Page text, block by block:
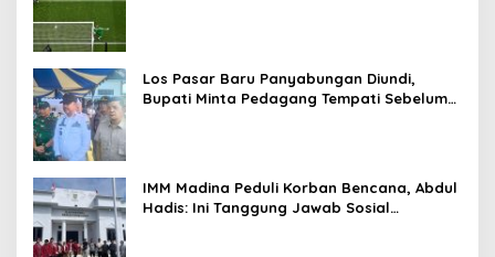
Los Pasar Baru Panyabungan Diundi,
Bupati Minta Pedagang Tempati Sebelum
IMM Madina Peduli Korban Bencana, Abdul
Hadis: Ini Tanggung Jawab Sosial